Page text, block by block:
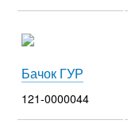
Бачок ГУР
121-0000044